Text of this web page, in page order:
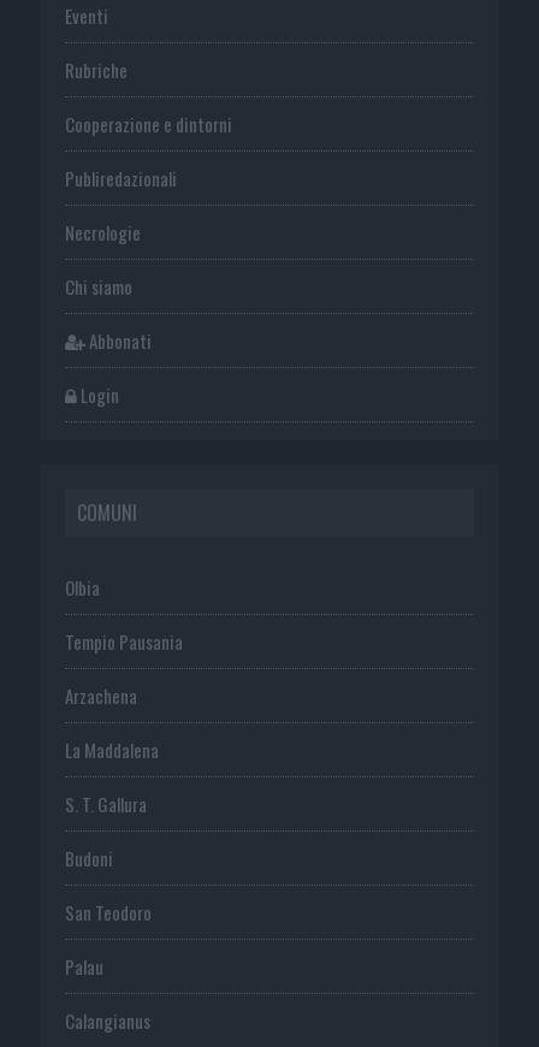
Eventi
Rubriche
Cooperazione e dintorni
Publiredazionali
Necrologie
Chi siamo
Abbonati
Login
COMUNI
Olbia
Tempio Pausania
Arzachena
La Maddalena
S. T. Gallura
Budoni
San Teodoro
Palau
Calangianus